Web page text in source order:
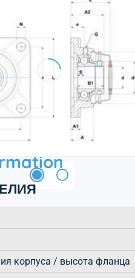
корпуса / высота фланца